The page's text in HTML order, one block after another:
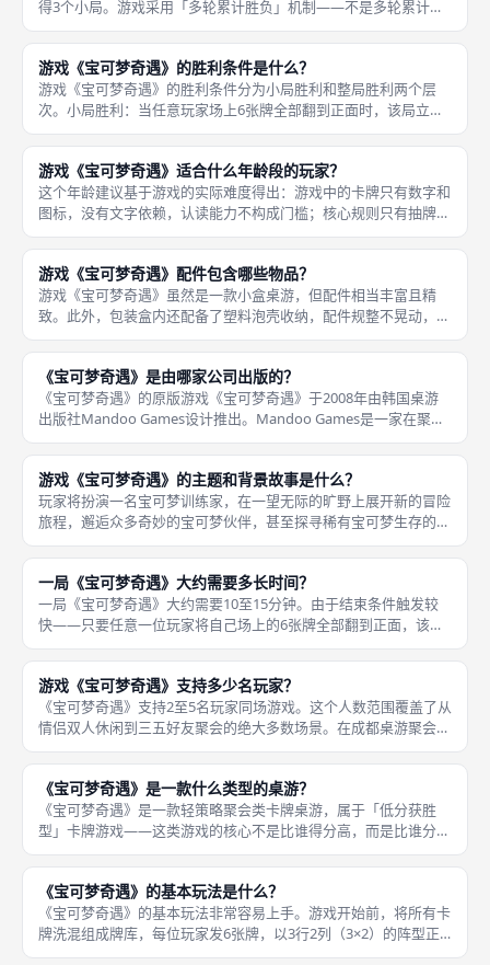
得3个小局。游戏采用「多轮累计胜负」机制——不是多轮累计计
分，而是多轮累计小局胜场数。 具体来说，每一局结束时，得分
最低的玩家获得1分（即获得1个小局胜利）。这一设计确保了游戏
的不确
游戏《宝可梦奇遇》的胜利条件是什么？
游戏《宝可梦奇遇》的胜利条件分为小局胜利和整局胜利两个层
次。小局胜利：当任意玩家场上6张牌全部翻到正面时，该局立即
结束。所有玩家计算自己场上6张牌的分数总和——单张牌直接计
牌面数字，但同一列上下两张数字相同则该列计0分。 分数最低的
玩家获得
游戏《宝可梦奇遇》适合什么年龄段的玩家？
这个年龄建议基于游戏的实际难度得出：游戏中的卡牌只有数字和
图标，没有文字依赖，认读能力不构成门槛；核心规则只有抽牌、
替换、算分三个动作，6岁儿童在成人指导下可以快速掌握；每局
只需10–15分钟，符合儿童的注意力持续时间。游戏《宝可梦奇
遇》适
游戏《宝可梦奇遇》配件包含哪些物品？
游戏《宝可梦奇遇》虽然是一款小盒桌游，但配件相当丰富且精
致。此外，包装盒内还配备了塑料泡壳收纳，配件规整不晃动，小
盒也保持着精致做工。主要内容包括：全套宝可梦主题卡牌，涵盖
皮卡丘、妙蛙种子、杰尼龟、小火龙、卡比兽、喷火龙、梦幻、闪
电鸟、百变
《宝可梦奇遇》是由哪家公司出版的？
《宝可梦奇遇》的原版游戏《宝可梦奇遇》于2008年由韩国桌游
出版社Mandoo Games设计推出。Mandoo Games是一家在聚
会、休闲桌游领域深耕多年的工作室，以出品易于上手、欢乐度高
的游戏著称。 在宝可梦官方授权下，Mandoo
游戏《宝可梦奇遇》的主题和背景故事是什么？
玩家将扮演一名宝可梦训练家，在一望无际的旷野上展开新的冒险
旅程，邂逅众多奇妙的宝可梦伙伴，甚至探寻稀有宝可梦生存的痕
迹。《宝可梦奇遇》的主题围绕着宝可梦世界中的野外冒险与奇遇
展开。 同时，熟悉的火箭队也会在冒险过程中出现，给训练家带
来挑战和
一局《宝可梦奇遇》大约需要多长时间？
一局《宝可梦奇遇》大约需要10至15分钟。由于结束条件触发较
快——只要任意一位玩家将自己场上的6张牌全部翻到正面，该局
立即结束——游戏不会出现长时间的「憋牌」现象。 游戏采用多
局制确定最终胜负：先获得3局胜利的玩家成为整局游戏的赢家，
因此完
游戏《宝可梦奇遇》支持多少名玩家？
《宝可梦奇遇》支持2至5名玩家同场游戏。这个人数范围覆盖了从
情侣双人休闲到三五好友聚会的绝大多数场景。在成都桌游聚会
上，最常见的配置是3到4人局——人数适中时，特殊能力卡牌如闪
电鸟的连锁替换、火箭队的集体弃牌等互动机制能够充分激活，节
目效果
《宝可梦奇遇》是一款什么类型的桌游？
《宝可梦奇遇》是一款轻策略聚会类卡牌桌游，属于「低分获胜
型」卡牌游戏——这类游戏的核心不是比谁得分高，而是比谁分数
低。它融合了成套收集（Set Collection）与记忆博弈机制，玩家
通过交换和替换卡牌，尽可能让同列上下两张数字相同以归零
《宝可梦奇遇》的基本玩法是什么？
《宝可梦奇遇》的基本玩法非常容易上手。游戏开始前，将所有卡
牌洗混组成牌库，每位玩家发6张牌，以3行2列（3×2）的阵型正
面朝下摆在个人场地上，然后每人自己选择翻开其中1张牌。 每轮